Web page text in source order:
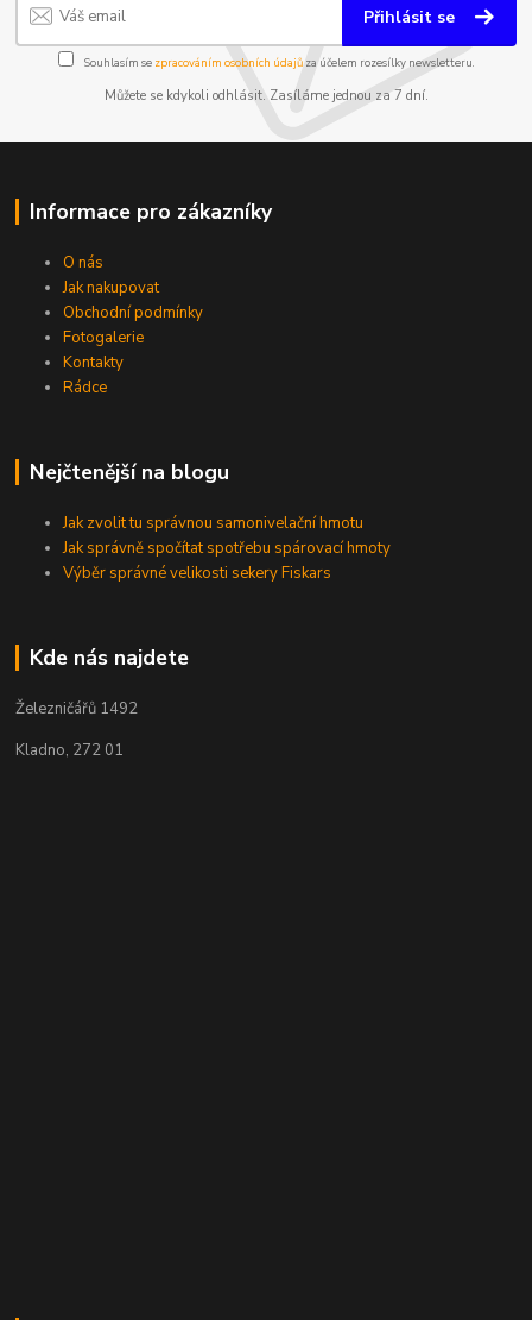
Přihlásit se
Souhlasím se zpracováním osobních údajůza účelem rozesílky newsletteru.
Můžete se kdykoli odhlásit. Zasíláme jednou za 7 dní.
Informace pro zákazníky
O nás
Jak nakupovat
Obchodní podmínky
Fotogalerie
Kontakty
Rádce
Nejčtenější na blogu
Jak zvolit tu správnou samonivelační hmotu
Jak správně spočítat spotřebu spárovací hmoty
Výběr správné velikosti sekery Fiskars
Kde nás najdete
Železničářů 1492
Kladno, 272 01